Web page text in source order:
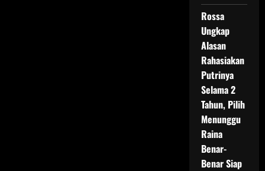
Rossa
Ungkap
Alasan
Rahasiakan
Putrinya
Selama 2
Tahun, Pilih
Menunggu
Raina
Benar-
Benar Siap